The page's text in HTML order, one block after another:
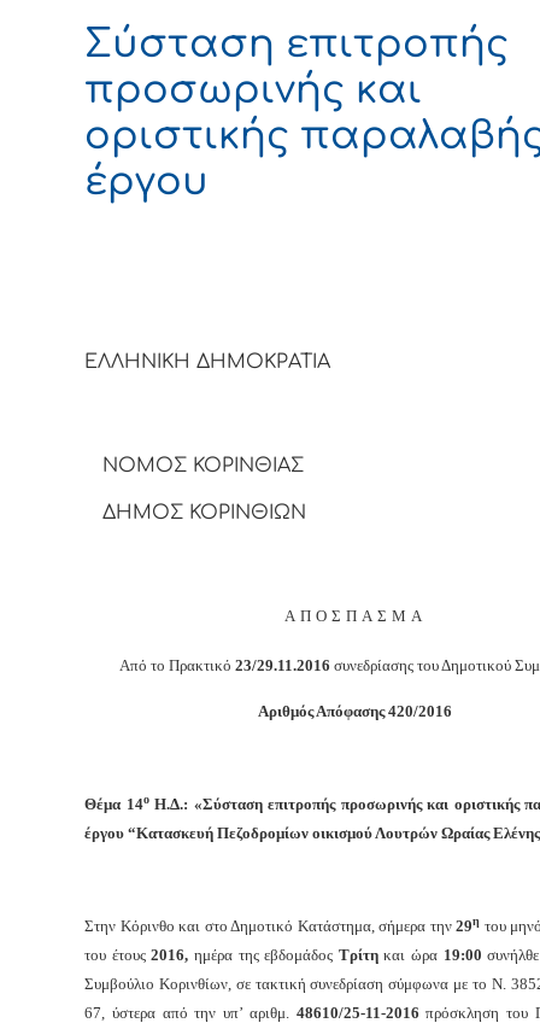
Σύσταση επιτροπής
προσωρινής και
οριστικής
έργου
ΕΛΛΗΝΙΚΗ ΔΗΜΟΚΡΑΤΙΑ
ΝΟΜΟΣ ΚΟΡΙΝΘΙΑΣ
ΔΗΜΟΣ ΚΟΡΙΝΘΙΩΝ
ΑΠΟΣΠΑΣΜΑ
Από το Πρακτικό 23/29.11.2016 συνεδρίασης του Δημοτικού
Αριθμός Απόφασης 420/2016
Θέμα 14οΗ.Δ.: «Σύσταση επιτροπής προσωρινής και οριστικής
έργου “Κατασκευή Πεζοδρομίων οικισμού Λουτρών Ωραίας
Στην Κόρινθο και στο Δημοτικό Κατάστημα, σήμερα την29η του
του έτους2016, ημέρα της εβδομάδος Τρίτηκαι ώρα 19:00
Συμβούλιο Κορινθίων, σε τακτική συνεδρίαση σύμφωνα με το Ν.
67, ύστερα από την υπ’ αριθμ. 48610/25-11-2016 πρόσκληση του